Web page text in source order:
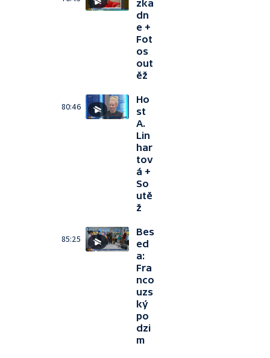
zka
dn
e +
Fot
os
out
ěž
80:46
Ho
st
A.
Lin
har
tov
á +
So
utě
ž
85:25
Bes
ed
a:
Fra
nco
uzs
ký
po
dzi
m